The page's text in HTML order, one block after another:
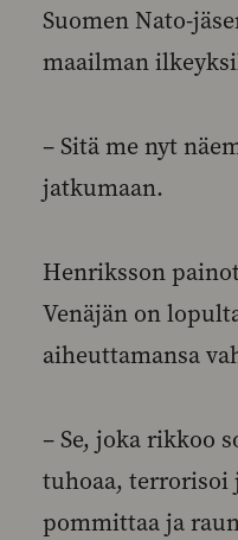
Suomen Nato-
maailman
– Sitä me nyt
jatkumaan.
Henriksson
Venäjän on
aiheuttamansa
– Se, joka rikkoo
tuhoaa, terrorisoi
pommittaa ja